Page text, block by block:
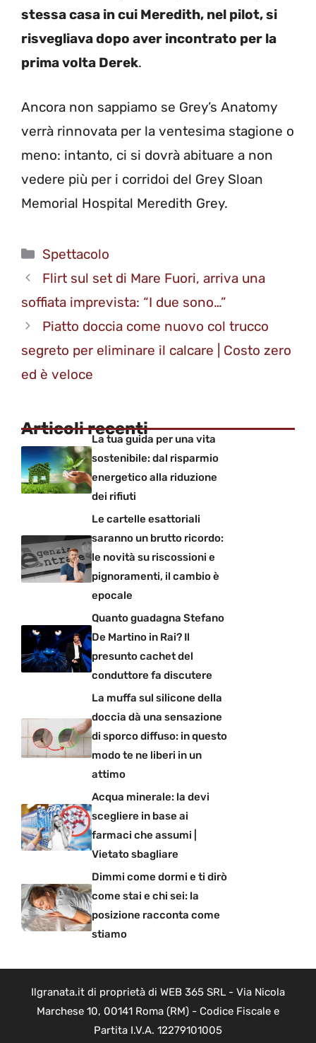
stessa casa in cui Meredith, nel pilot, si
risvegliava dopo aver incontrato per la
prima volta Derek.
Ancora non sappiamo se Grey’s Anatomy
verrà rinnovata per la ventesima stagione o
meno: intanto, ci si dovrà abituare a non
vedere più per i corridoi del Grey Sloan
Memorial Hospital Meredith Grey.
Categorie
Spettacolo
Flirt sul set di Mare Fuori, arriva una
soffiata imprevista: “I due sono…”
Piatto doccia come nuovo col trucco
segreto per eliminare il calcare | Costo zero
ed è veloce
Articoli recenti
La tua guida per una vita
sostenibile: dal risparmio
energetico alla riduzione
dei rifiuti
Le cartelle esattoriali
saranno un brutto ricordo:
le novità su riscossioni e
pignoramenti, il cambio è
epocale
Quanto guadagna Stefano
De Martino in Rai? Il
presunto cachet del
conduttore fa discutere
La muffa sul silicone della
doccia dà una sensazione
di sporco diffuso: in questo
modo te ne liberi in un
attimo
Acqua minerale: la devi
scegliere in base ai
farmaci che assumi |
Vietato sbagliare
Dimmi come dormi e ti dirò
come stai e chi sei: la
posizione racconta come
stiamo
Ilgranata.it di proprietà di WEB 365 SRL - Via Nicola
Marchese 10, 00141 Roma (RM) - Codice Fiscale e
Partita I.V.A. 12279101005